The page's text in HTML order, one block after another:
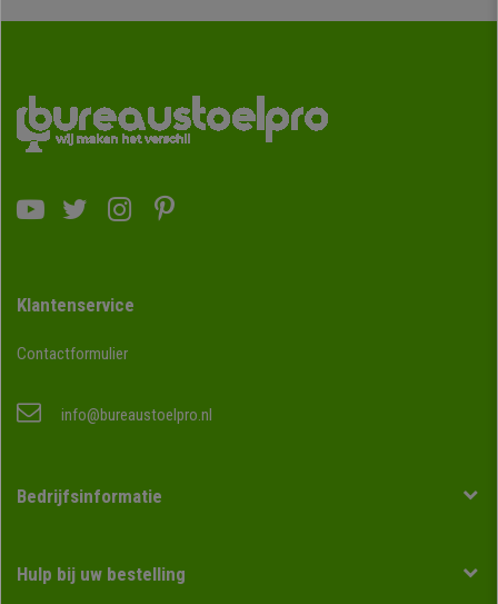
Klantenservice
Contactformulier
info@bureaustoelpro.nl
Bedrijfsinformatie
Hulp bij uw bestelling